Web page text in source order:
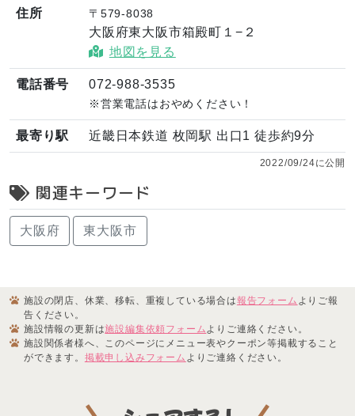
住所 〒579-8038
大阪府東大阪市箱殿町１−２
地図を見る
電話番号 072-988-3535
※営業電話はおやめください！
最寄り駅 近畿日本鉄道 枚岡駅 出口1 徒歩約9分
2022/09/24に公開
関連キーワード
大阪府 東大阪市
施設の閉店、休業、移転、重複している場合は報告フォーム よりご報
告ください。
施設情報の更新は施設編集依頼フォーム よりご連絡ください。
施設関係者様へ、このページにメニュー表やクーポン等掲載すること
ができます。 掲載申し込みフォーム よりご連絡ください。